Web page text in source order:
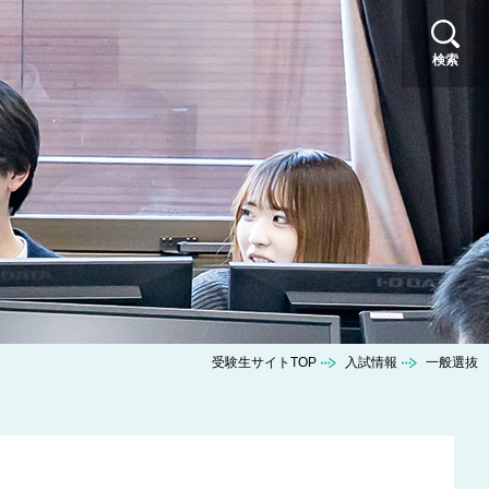
検索
受験生サイトTOP 入試情報 一般選抜